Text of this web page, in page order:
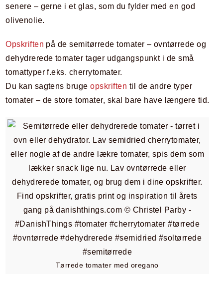
senere – gerne i et glas, som du fylder med en god
olivenolie.
Opskriften på de semitørrede tomater – ovntørrede og
dehydrerede tomater tager udgangspunkt i de små
tomattyper f.eks. cherrytomater.
Du kan sagtens brugeopskriften til de andre typer
tomater – de store tomater, skal bare have længere tid.
Tørrede tomater med oregano